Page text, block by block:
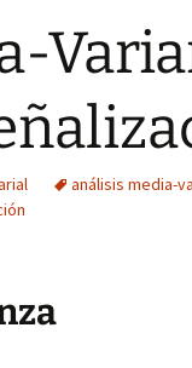
análisis media-